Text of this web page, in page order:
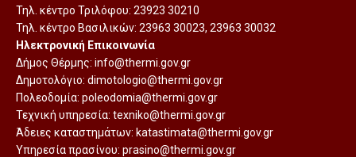
Τηλ. κέντρο Τριλόφου: 23923 30210
Τηλ. κέντρο Βασιλικών: 23963 30023, 23963 30032
Ηλεκτρονική Επικοινωνία
Δήμος Θέρμης: info@thermi.gov.gr
Δημοτολόγιο: dimotologio@thermi.gov.gr
Πολεοδομία: poleodomia@thermi.gov.gr
Τεχνική υπηρεσία: texniko@thermi.gov.gr
Άδειες καταστημάτων: katastimata@thermi.gov.gr
Υπηρεσία πρασίνου: prasino@thermi.gov.gr